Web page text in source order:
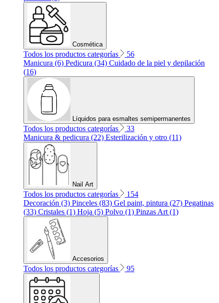
Cosmética
Todos los productos categorías
56
Manicura (6) Pedicura (34) Cuidado de la piel y depilación
(16)
Líquidos para esmaltes semipermanentes
Todos los productos categorías
33
Manicura & pedicura (22) Esterilización y otro (11)
Nail Art
Todos los productos categorías
154
Decoración (3) Pinceles (83) Gel paint, pintura (27) Pegatinas
(33) Cristales (1) Hoja (5) Polvo (1) Pinzas Art (1)
Accesorios
Todos los productos categorías 95